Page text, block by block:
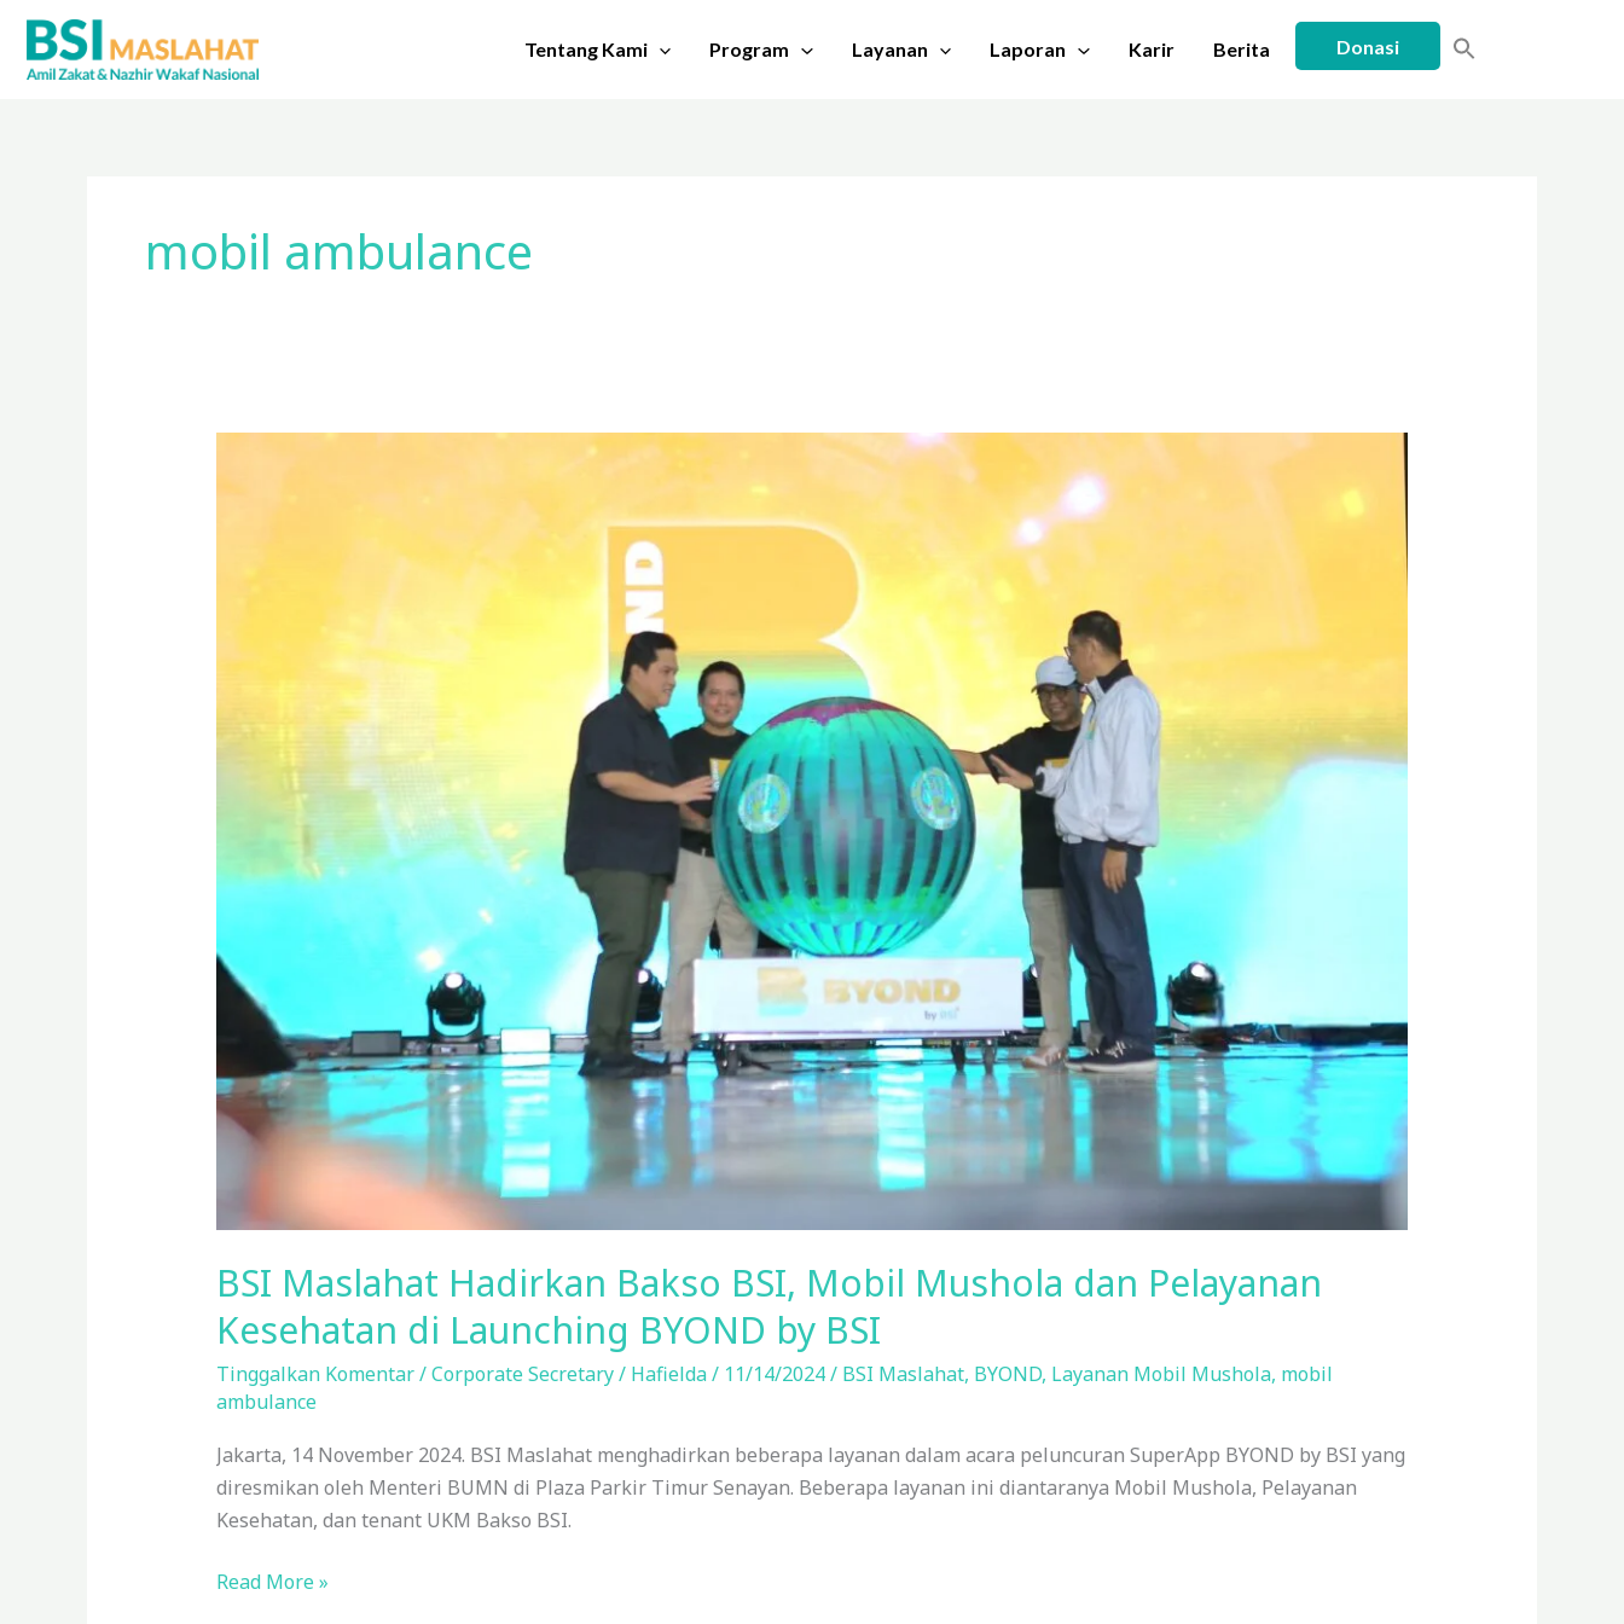
Lewati
konten
Tentang Kami Program Layanan Laporan Karir Berita Donasi
mobil ambulance
BSI Maslahat Hadirkan Bakso BSI, Mobil Mushola dan Pelayanan
Kesehatan di Launching BYOND by BSI
Tinggalkan Komentar/Corporate Secretary/ Hafielda/ 11/14/2024/ BSI Maslahat, BYOND, Layanan Mobil Mushola, mobil
ambulance
Jakarta, 14 November 2024. BSI Maslahat menghadirkan beberapa layanan dalam acara peluncuran SuperApp BYOND by BSI yang
diresmikan oleh Menteri BUMN di Plaza Parkir Timur Senayan. Beberapa layanan ini diantaranya Mobil Mushola, Pelayanan
Kesehatan, dan tenant UKM Bakso BSI.
dan
Kesehatan
Launching
BYOND
by
Read More »